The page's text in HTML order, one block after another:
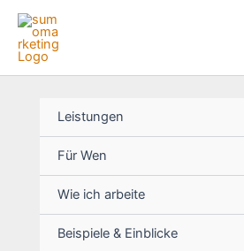
Zum
Inhalt
springen
Leistungen
Für Wen
Wie ich arbeite
Beispiele & Einblicke